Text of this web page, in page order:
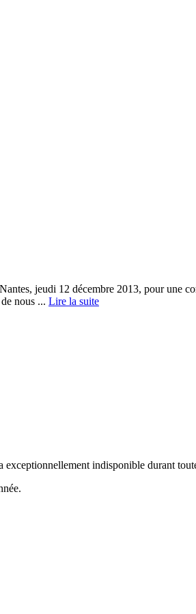
jeudi 12 décembre 2013, pour une
nous ... Lire la suite
exceptionnellement indisponible durant